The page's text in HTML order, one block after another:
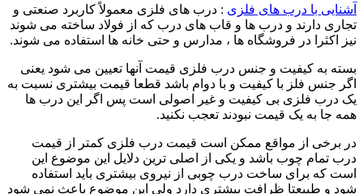
آشنایی با درب های فلزی : درب های فلزی معمولاً کاربرد صنعتی و
تجاری دارند و درب ها و قاب های درب که از فولاد ساخته می شوند
نیز اکثرا در فروشگاه ها ، مدارس و حتی خانه ها استفاده می شوند.
بسته به کیفیت و جنس درب فلزی قیمت آنها تعیین می شود یعنی
اگر جنس فلز با کیفیت و با دوام باشد قطعا قیمت بیشتری نسبت به
یک درب فلزی بی کیفیت و غیر اصولی است پس اگر این درب ها
همه جا به یک قیمت نبودند تعجب نکنید.
در برخی از مواقع ممکن است قیمت درب فلزی کمتر از قیمت
درب تمام چوب باشد و یکی از اصلی ترین دلایل این موضوع این
است که برای ساخت درب چوبی از نیروی بیشتری باید استفاده
شود و طبیعتا ظرافت بیشتری دارد ولی این موضوع باعث نمی شود